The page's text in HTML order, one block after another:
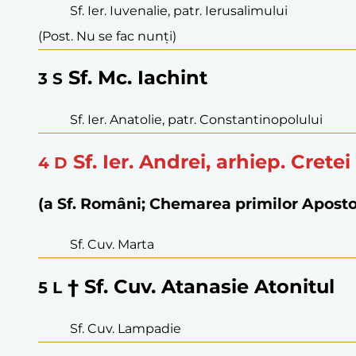
Sf. Ier. Iuvenalie, patr. Ierusalimului
(Post. Nu se fac nunți)
3 S Sf. Mc. Iachint
Sf. Ier. Anatolie, patr. Constantinopolului
4 D Sf. Ier. Andrei, arhiep. Cretei
(a Sf. Români; Chemarea primilor
Sf. Cuv. Marta
5 L † Sf. Cuv. Atanasie Atonitul
Sf. Cuv. Lampadie